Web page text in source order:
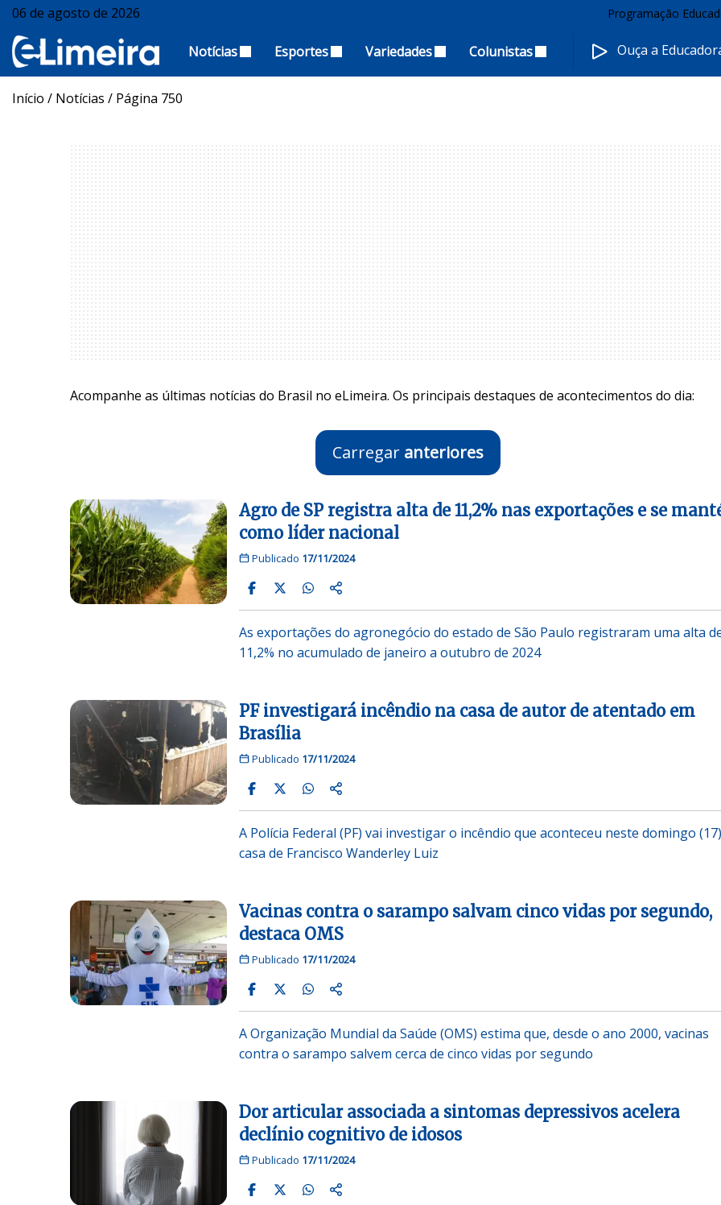
06 de agosto de 2026 Programação
Notícias Esportes Variedades Colunistas Ouça a
Início / Notícias / Página 750
Acompanhe as últimas notícias do Brasil no eLimeira. Os principais destaques de acontecimentos do dia:
Carregar anteriores
Agro de SP registra alta de 11,2% nas exportações e se
como líder nacional
Publicado 17/11/2024
As exportações do agronegócio do estado de São Paulo registraram uma alta
11,2% no acumulado de janeiro a outubro de 2024
PF investigará incêndio na casa de autor de atentado em
Brasília
Publicado 17/11/2024
A Polícia Federal (PF) vai investigar o incêndio que aconteceu neste domingo
casa de Francisco Wanderley Luiz
Vacinas contra o sarampo salvam cinco vidas por segundo,
destaca OMS
Publicado 17/11/2024
A Organização Mundial da Saúde (OMS) estima que, desde o ano 2000, vacinas
contra o sarampo salvem cerca de cinco vidas por segundo
Dor articular associada a sintomas depressivos acelera
declínio cognitivo de idosos
Publicado 17/11/2024